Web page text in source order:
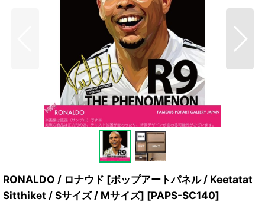
RONALDO / ロナウド [ポップアートパネル / Keetatat
Sitthiket / Sサイズ / Mサイズ] [PAPS-SC140]